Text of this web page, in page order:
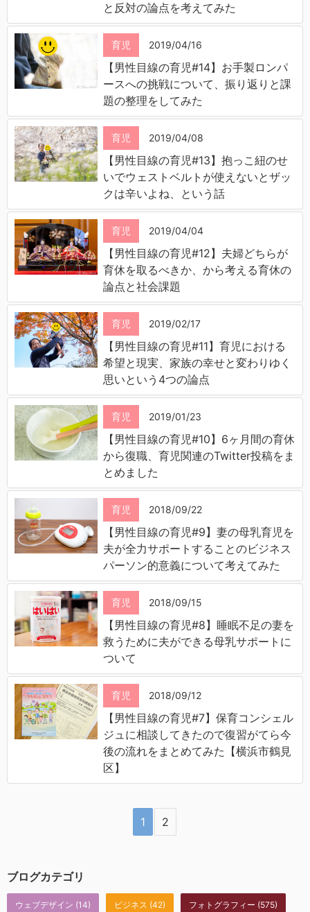
と反対の論点を考えてみた
育児 2019/04/16
【男性目線の育児#14】お手製ロンパ
ースへの挑戦について、振り返りと課
題の整理をしてみた
育児 2019/04/08
【男性目線の育児#13】抱っこ紐のせ
いでウェストベルトが使えないとザッ
クは辛いよね、という話
育児 2019/04/04
【男性目線の育児#12】夫婦どちらが
育休を取るべきか、から考える育休の
論点と社会課題
育児 2019/02/17
【男性目線の育児#11】育児における
希望と現実、家族の幸せと変わりゆく
思いという4つの論点
育児 2019/01/23
【男性目線の育児#10】6ヶ月間の育休
から復職、育児関連のTwitter投稿をま
とめました
育児 2018/09/22
【男性目線の育児#9】妻の母乳育児を
夫が全力サポートすることのビジネス
パーソン的意義について考えてみた
育児 2018/09/15
【男性目線の育児#8】睡眠不足の妻を
救うために夫ができる母乳サポートに
ついて
育児 2018/09/12
【男性目線の育児#7】保育コンシェル
ジュに相談してきたので復習がてら今
後の流れをまとめてみた【横浜市鶴見
区】
1 2
ブログカテゴリ
ウェブデザイン (14) ビジネス (42) フォトグラフィー (575)